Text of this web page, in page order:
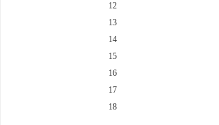
12
13
14
15
16
17
18